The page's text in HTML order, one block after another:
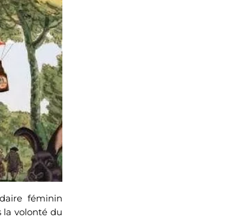
féminin
la volonté du